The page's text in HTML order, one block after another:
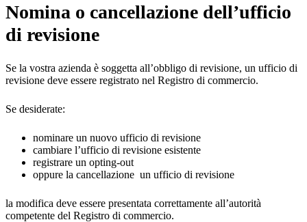
Nomina o cancellazione dell’ufficio
di revisione
Se la vostra azienda è soggetta all’obbligo di revisione, un ufficio di
revisione deve essere registrato nel Registro di commercio.
Se desiderate:
nominare un nuovo ufficio di revisione
cambiare l’ufficio di revisione esistente
registrare un opting-out
oppure la cancellazione un ufficio di revisione
la modifica deve essere presentata correttamente all’autorità
competente del Registro di commercio.